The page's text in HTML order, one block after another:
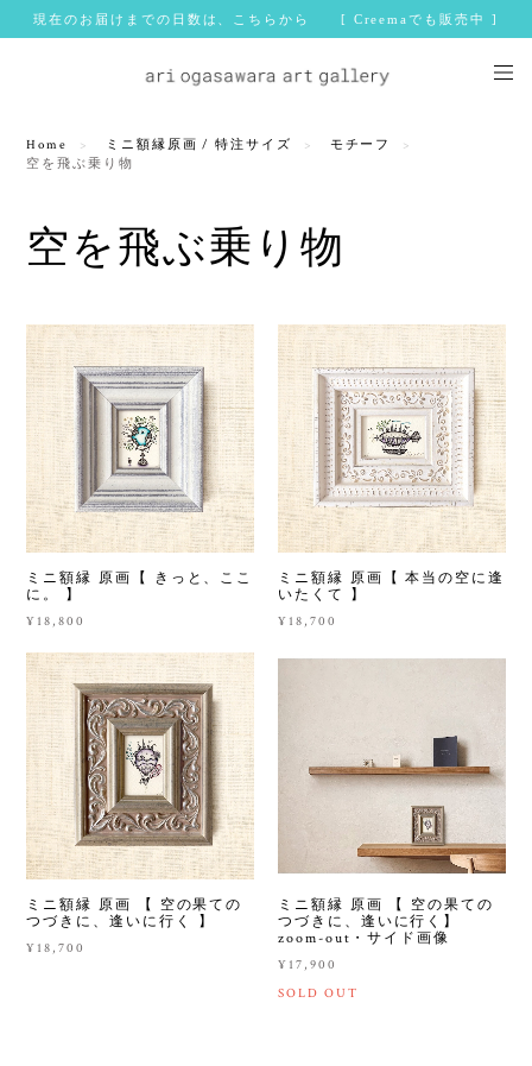
現在のお届けまでの日数は、こちらから [ Creemaでも販売中 ]
Home ミニ額縁原画 / 特注サイズ
モチーフ
空を飛ぶ乗り物
空を飛ぶ乗り物
ミニ額縁 原画【 きっと、ここ
に。 】
¥18,800
ミニ額縁 原画【 本当の空に逢
いたくて 】
¥18,700
ミニ額縁 原画 【 空の果ての
つづきに、逢いに行く 】
¥18,700
ミニ額縁 原画 【 空の果ての
つづきに、逢いに行く】
zoom-out・サイド画像
¥17,900
SOLD OUT